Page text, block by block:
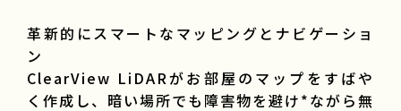
革新的にスマートなマッピングとナビゲーショ
ン
ClearView LiDARがお部屋のマップをすばや
く作成し、暗い場所でも障害物を避け*ながら無